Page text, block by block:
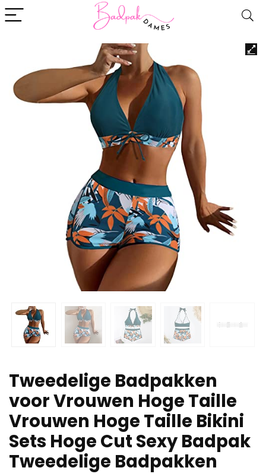
Tweedelige Badpakken
voor Vrouwen Hoge Taille
Vrouwen Hoge Taille Bikini
Sets Hoge Cut Sexy Badpak
Tweedelige Badpakken